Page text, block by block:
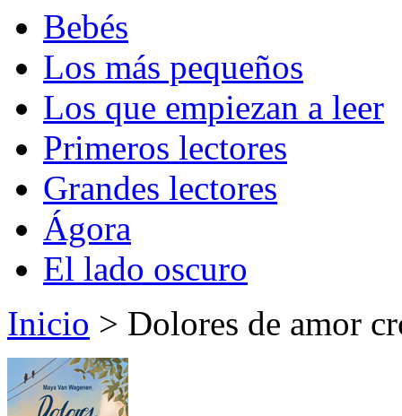
Bebés
Los más pequeños
Los que empiezan a leer
Primeros lectores
Grandes lectores
Ágora
El lado oscuro
Inicio > Dolores de amor